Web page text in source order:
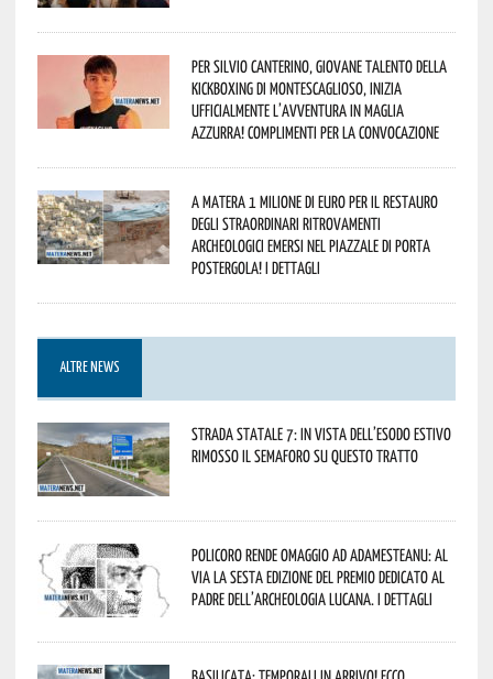
Per Silvio Canterino, giovane talento della
kickboxing di Montescaglioso, inizia
ufficialmente l’avventura in maglia
azzurra! Complimenti per la convocazione
A Matera 1 milione di euro per il restauro
degli straordinari ritrovamenti
archeologici emersi nel piazzale di Porta
Postergola! I dettagli
ALTRE NEWS
Strada statale 7: in vista dell’esodo estivo
rimosso il semaforo su questo tratto
Policoro rende omaggio ad Adamesteanu: al
via la sesta edizione del Premio dedicato al
padre dell’archeologia lucana. I dettagli